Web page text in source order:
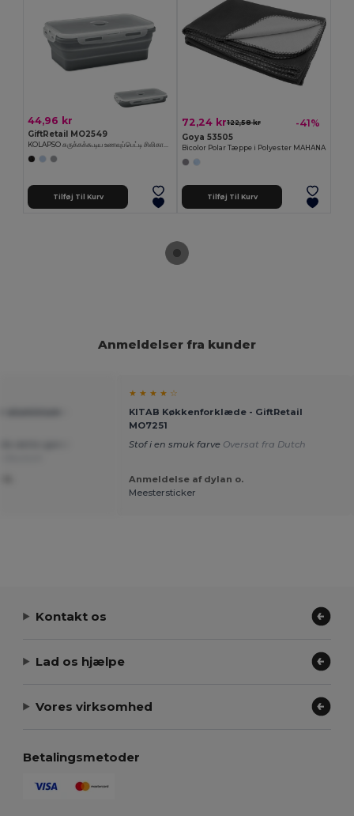
44,96 kr
GiftRetail MO2549
KOLAPSO சுருக்கக்கூடிய உணவுப்பெட்டி சிலிகானில்
Tilføj Til Kurv
72,24 kr122,58 kr -41%
Goya 53505
Bicolor Polar Tæppe i Polyester MAHANA
Tilføj Til Kurv
Anmeldelser fra kunder
★ ★ ★ ★ ☆
KITAB Køkkenforklæde - GiftRetail
MO7251
Stof i en smuk farve Oversat fra Dutch
Anmeldelse af dylan o.
Meestersticker
Kontakt os
Lad os hjælpe
Vores virksomhed
Betalingsmetoder